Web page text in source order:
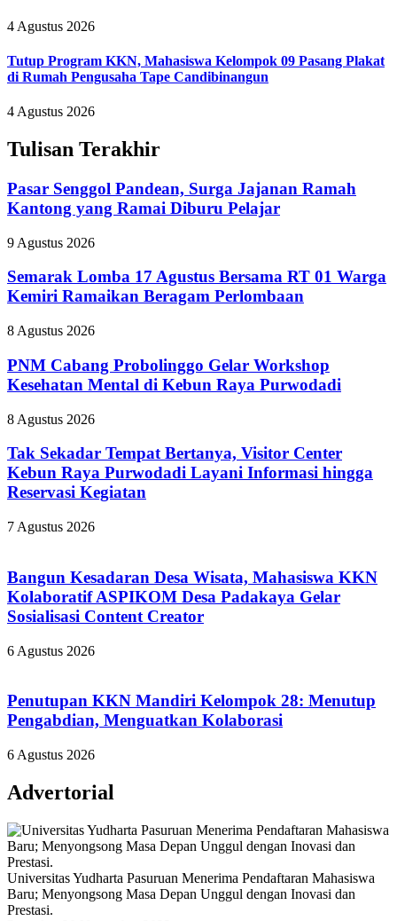
4 Agustus 2026
Tutup Program KKN, Mahasiswa Kelompok 09 Pasang Plakat
di Rumah Pengusaha Tape Candibinangun
4 Agustus 2026
Tulisan Terakhir
Pasar Senggol Pandean, Surga Jajanan Ramah
Kantong yang Ramai Diburu Pelajar
9 Agustus 2026
Semarak Lomba 17 Agustus Bersama RT 01 Warga
Kemiri Ramaikan Beragam Perlombaan
8 Agustus 2026
PNM Cabang Probolinggo Gelar Workshop
Kesehatan Mental di Kebun Raya Purwodadi
8 Agustus 2026
Tak Sekadar Tempat Bertanya, Visitor Center
Kebun Raya Purwodadi Layani Informasi hingga
Reservasi Kegiatan
7 Agustus 2026
Bangun Kesadaran Desa Wisata, Mahasiswa KKN
Kolaboratif ASPIKOM Desa Padakaya Gelar
Sosialisasi Content Creator
6 Agustus 2026
Penutupan KKN Mandiri Kelompok 28: Menutup
Pengabdian, Menguatkan Kolaborasi
6 Agustus 2026
Advertorial
Universitas Yudharta Pasuruan Menerima Pendaftaran Mahasiswa
Baru; Menyongsong Masa Depan Unggul dengan Inovasi dan
Prestasi.